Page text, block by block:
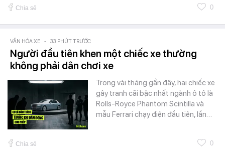
Chia sẻ 0
VĂN HÓA XE - 33 PHÚT TRƯỚC
Người đầu tiên khen một chiếc xe thường
không phải dân chơi xe
Trong vài tháng gần đây, hai chiếc xe
gây tranh cãi bậc nhất ngành ô tô là
Rolls-Royce Phantom Scintilla và
mẫu Ferrari chạy điện đầu tiên, lần…
Chia sẻ 0